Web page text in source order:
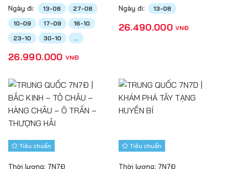
Ngày đi: 13-08
27-08
10-09
17-09
16-10
23-10
30-10
26.990.000 VNĐ
Ngày đi: 13-08
26.490.000 VNĐ
Tiêu chuẩn
Thời lượng: 7N7Đ
Tiêu chuẩn
Thời lượng: 7N7Đ